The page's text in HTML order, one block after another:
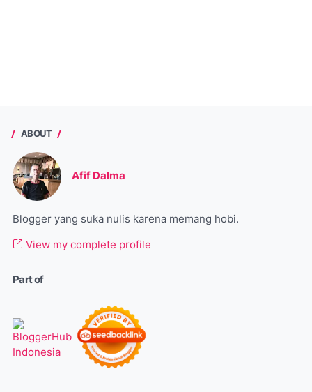
ABOUT
Afif Dalma
Blogger yang suka nulis karena memang hobi.
View my complete profile
Part of